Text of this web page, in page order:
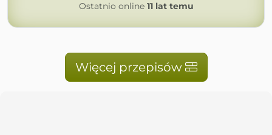
Ostatnio online 11 lat temu
Więcej przepisów